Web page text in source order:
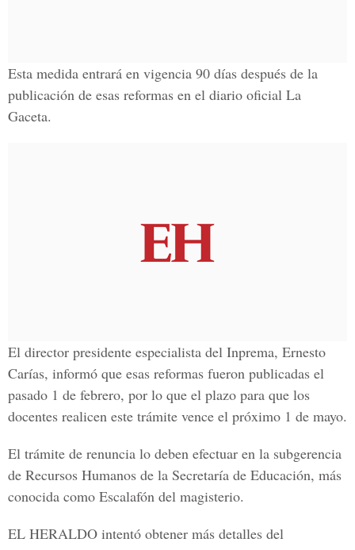
Esta medida entrará en vigencia 90 días después de la
publicación de esas reformas en el diario oficial La
Gaceta.
El director presidente especialista del Inprema, Ernesto
Carías, informó que esas reformas fueron publicadas el
pasado 1 de febrero, por lo que el plazo para que los
docentes realicen este trámite vence el próximo 1 de mayo.
El trámite de renuncia lo deben efectuar en la subgerencia
de Recursos Humanos de la Secretaría de Educación, más
conocida como Escalafón del magisterio.
EL HERALDO intentó obtener más detalles del